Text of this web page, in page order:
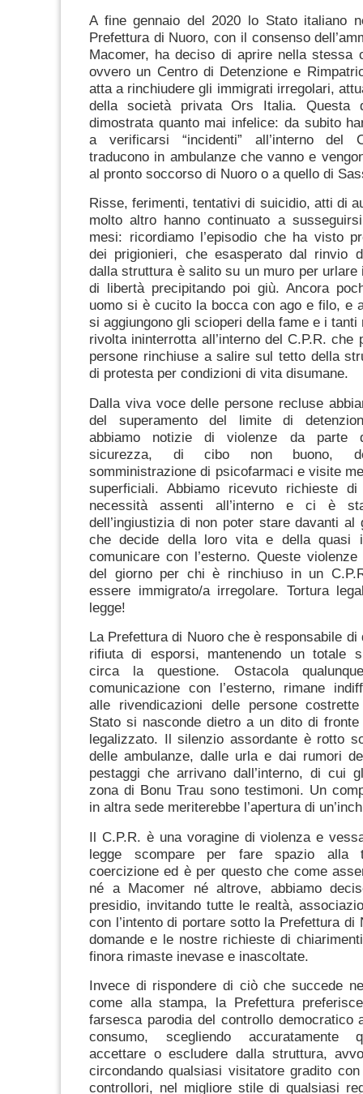
A fine gennaio del 2020 lo Stato italiano
Prefettura di Nuoro, con il consenso
Macomer, ha deciso di aprire nella stessa
ovvero un Centro di Detenzione e
atta a rinchiudere gli immigrati irregolari,
della società privata Ors Italia. Questa
dimostrata quanto mai infelice: da subito
a verificarsi “incidenti” all’interno del
traducono in ambulanze che vanno e
al pronto soccorso di Nuoro o a quello di
Risse, ferimenti, tentativi di suicidio, atti di
molto altro hanno continuato a
mesi: ricordiamo l’episodio che ha visto
dei prigionieri, che esasperato dal rinvio
dalla struttura è salito su un muro per urlare
di libertà precipitando poi giù. Ancora
uomo si è cucito la bocca con ago e filo, e
si aggiungono gli scioperi della fame e i tanti
rivolta ininterrotta all’interno del C.P.R. che
persone rinchiuse a salire sul tetto della
di protesta per condizioni di vita disumane.
Dalla viva voce delle persone recluse
del superamento del limite di
abbiamo notizie di violenze da parte
sicurezza, di cibo non buono,
somministrazione di psicofarmaci e visite
superficiali. Abbiamo ricevuto richieste
necessità assenti all’interno e ci è
dell’ingiustizia di non poter stare davanti al
che decide della loro vita e della quasi
comunicare con l’esterno. Queste violenze
del giorno per chi è rinchiuso in un
essere immigrato/a irregolare. Tortura
legge!
La Prefettura di Nuoro che è responsabile di
rifiuta di esporsi, mantenendo un totale
circa la questione. Ostacola
comunicazione con l’esterno, rimane
alle rivendicazioni delle persone costrette
Stato si nasconde dietro a un dito di
legalizzato. Il silenzio assordante è rotto
delle ambulanze, dalle urla e dai rumori
pestaggi che arrivano dall’interno, di cui
zona di Bonu Trau sono testimoni. Un
in altra sede meriterebbe l’apertura di
Il C.P.R. è una voragine di violenza e
legge scompare per fare spazio alla
coercizione ed è per questo che come
né a Macomer né altrove, abbiamo
presidio, invitando tutte le realtà,
con l’intento di portare sotto la Prefettura di
domande e le nostre richieste di
finora rimaste inevase e inascoltate.
Invece di rispondere di ciò che succede
come alla stampa, la Prefettura
farsesca parodia del controllo democratico
consumo, scegliendo accuratamente
accettare o escludere dalla struttura,
circondando qualsiasi visitatore gradito
controllori, nel migliore stile di qualsiasi